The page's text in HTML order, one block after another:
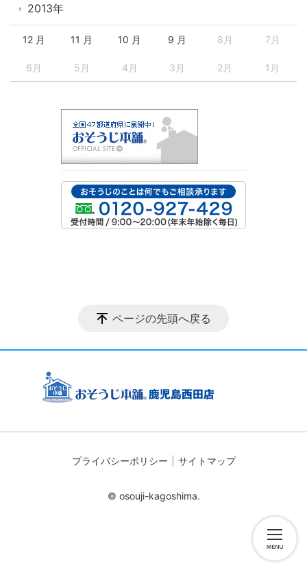
2013年
12 月 11 月 10 月 9 月 8月 7月
6月 5月 4月 3月 2月 1月
ページの先頭へ戻る
プライバシーポリシー サイトマップ
© osouji-kagoshima.